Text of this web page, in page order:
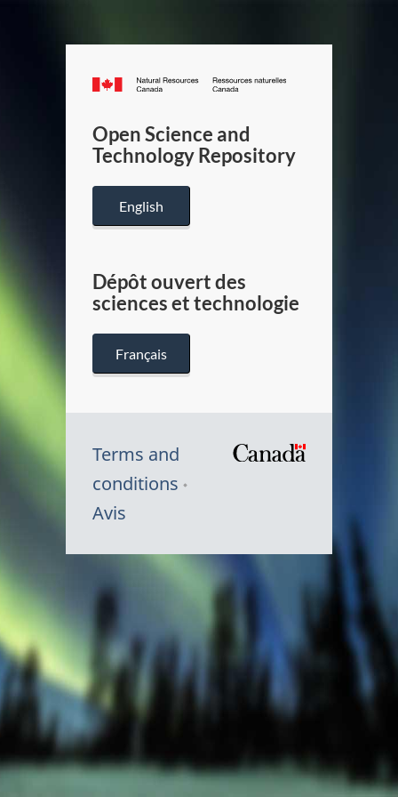
Canada.ca
/
Canada
Open Science and
Technology Repository
English
Dépôt ouvert des
sciences et technologie
Français
Terms and
conditions
Avis
Canada